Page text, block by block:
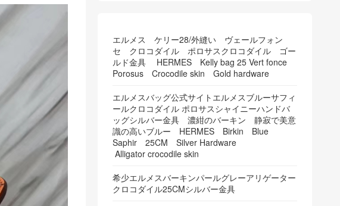
エルメス ケリー28/外縫い ヴェールフォン
セ クロコダイル ポロサスクロコダイル ゴー
ルド金具 HERMES Kelly bag 25 Vert fonce
Porosus Crocodile skin Gold hardware
エルメスバッグ公式サイトエルメスブルーサフィ
ールクロコダイル ポロサスシャイニーハンドバ
ッグシルバー金具 濃紺のバーキン 静寂で美意
識の高いブルー HERMES Birkin Blue
Saphir 25CM Silver Hardware
Alligator crocodile skin
希少エルメスバーキンパールグレーアリゲーター
クロコダイル25CMシルバー金具